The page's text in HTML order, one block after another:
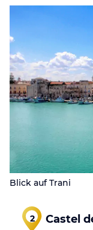
Blick auf Trani
2 Castel